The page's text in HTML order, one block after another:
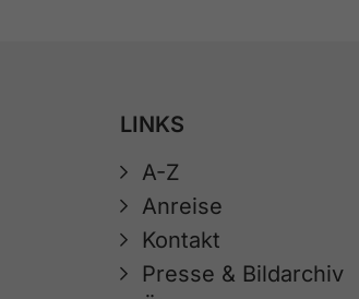
LINKS
A-Z
Anreise
Kontakt
Presse & Bildarchiv